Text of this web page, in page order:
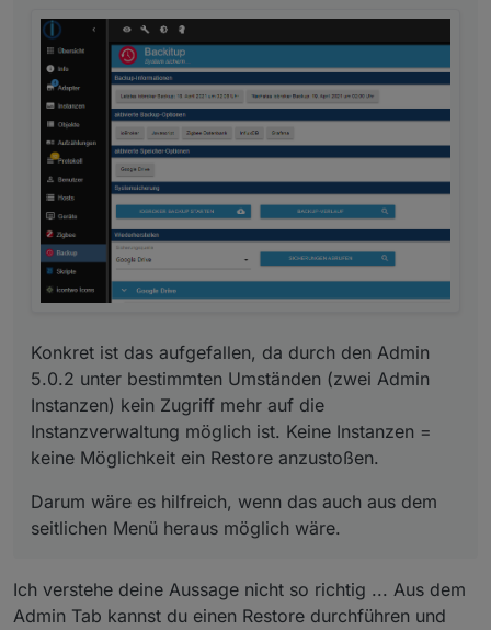
Konkret ist das aufgefallen, da durch den Admin
5.0.2 unter bestimmten Umständen (zwei Admin
Instanzen) kein Zugriff mehr auf die
Instanzverwaltung möglich ist. Keine Instanzen =
keine Möglichkeit ein Restore anzustoßen.
Darum wäre es hilfreich, wenn das auch aus dem
seitlichen Menü heraus möglich wäre.
Ich verstehe deine Aussage nicht so richtig ... Aus dem
Admin Tab kannst du einen Restore durchführen und